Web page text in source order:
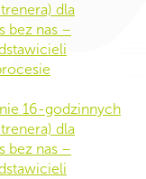
dla
bez nas –
16-godzinnych
dla
bez nas –